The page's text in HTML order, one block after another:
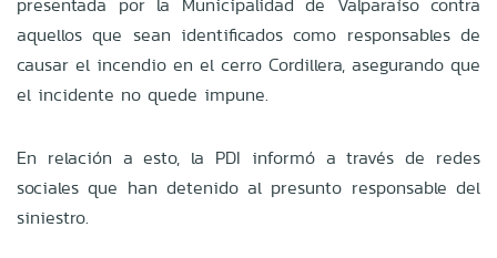
aquellos que sean identificados como responsables de
causar el incendio en el cerro Cordillera, asegurando que
el incidente no quede impune.
En relación a esto, la PDI informó a través de redes
sociales que han detenido al presunto responsable del
siniestro.